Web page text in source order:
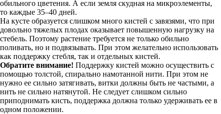
обильного цветения. А если земля скудная на микроэлементы,
то каждые 35–40 дней.
На кусте образуется слишком много кистей с завязями, что при
довольно тяжелых плодах оказывает повышенную нагрузку на
стебель. Поэтому растение требуется не только обильно
поливать, но и подвязывать. При этом желательно использовать
как поддержку стебля, так и отдельных кистей.
Обратите внимание! Поддержку кистей можно осуществить с
помощью толстой, спирально намотанной нити. При этом не
нужно ее сильно затягивать, витки должны быть не частыми, а
нить не сильно натянутой. Не следует слишком сильно
приподнимать кисть, поддержка должна только удерживать ее в
одном положении.